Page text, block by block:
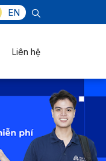
EN
Liên hệ